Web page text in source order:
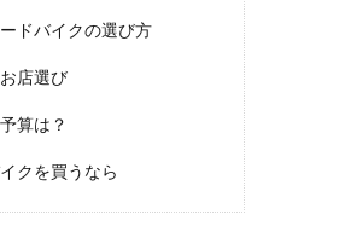
りに対する効果は？
ロスバイクやロードバイクなどのスポーツ自
転車には基本的に泥除けがないことをご存じで
ょうか？ 泥...
ドバイクの選び方
店選び
算は？
クを買うなら